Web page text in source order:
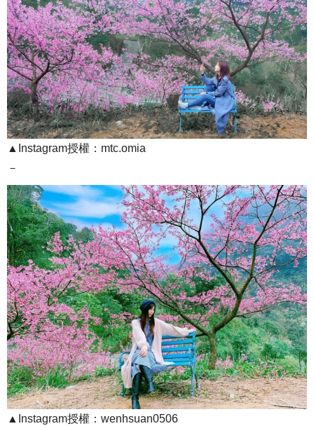
▲Instagram授權：mtc.omia
－
▲Instagram授權：wenhsuan0506